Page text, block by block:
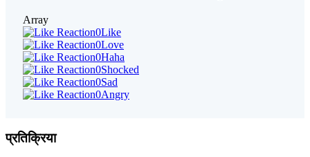
Array
0Like
0Love
0Haha
0Shocked
0Sad
0Angry
प्रतिक्रिया